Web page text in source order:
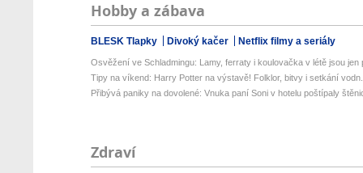
Hobby a zábava
BLESK Tlapky Divoký kačer Netflix filmy a seriály
Osvěžení ve Schladmingu: Lamy, ferraty i koulovačka v létě jsou jen
Tipy na víkend: Harry Potter na výstavě! Folklor, bitvy i setkání
Přibývá paniky na dovolené: Vnuka paní Soni v hotelu poštípaly
Zdraví